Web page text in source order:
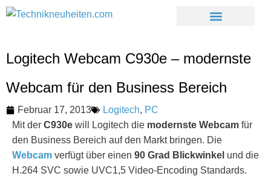
Logitech Webcam C930e – modernste
Webcam für den Business Bereich
Februar 17, 2013 Logitech, PC
Mit der C930e will Logitech die modernste Webcam für
den Business Bereich auf den Markt bringen. Die
Webcam verfügt über einen 90 Grad Blickwinkel und die
H.264 SVC sowie UVC1,5 Video-Encoding Standards.